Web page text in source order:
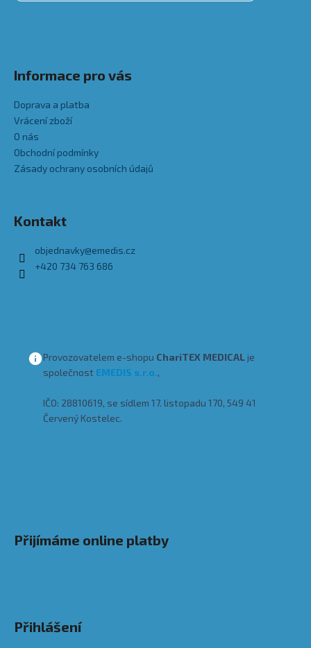
Informace pro vás
Doprava a platba
Vrácení zboží
O nás
Obchodní podmínky
Zásady ochrany osobních údajů
Kontakt
objednavky@emedis.cz
+420 734 763 686
Provozovatelem e-shopu ChariTEX MEDICAL je
společnost EMEDIS s.r.o.,
IČO: 28810619, se sídlem 17. listopadu 170, 549 41
Červený Kostelec.
Přijímáme online platby
Přihlášení